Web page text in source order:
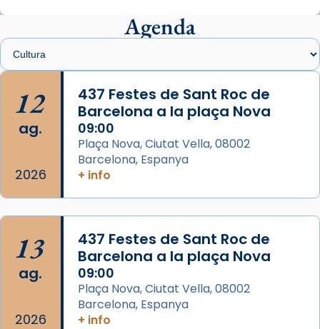
presidit aquest 27 de juliol la missa de Les
Santes de Mataró.
🔗
📸 J. Merino
Photo
View on Facebook · Share
Arquebisbat de Barcelona
2 weeks ago
Aquest dilluns, 27 de juliol, ha tingut lloc la
missa d’acció de gràcies en agraïment al
comitè organitzador de la visita apostòlica
del Sant Pare Lleó XIV a Barcelona, i als
col·laboradors, a la Catedral de Barcelona.
L’arquebisbe de Barcelona, el cardenal Joan
Agenda
12
ag.
2026
437 Festes de Sant Roc de
Barcelona a la plaça Nova
09:00
Plaça Nova, Ciutat Vella, 08002
Barcelona, Espanya
+ info
13
ag.
2026
437 Festes de Sant Roc de
Barcelona a la plaça Nova
09:00
Plaça Nova, Ciutat Vella, 08002
Barcelona, Espanya
+ info